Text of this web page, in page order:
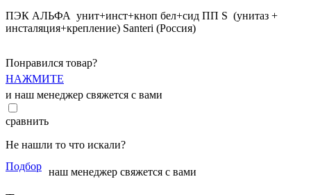
ПЭК АЛЬФА унит+инст+кноп бел+сид ПП S (унитаз +
инсталяция+крепление) Santeri (Россия)
Понравился товар?
НАЖМИТЕ
и наш менеджер свяжется с вами
сравнить
Не нашли то что искали?
Подбор наш менеджер свяжется с вами